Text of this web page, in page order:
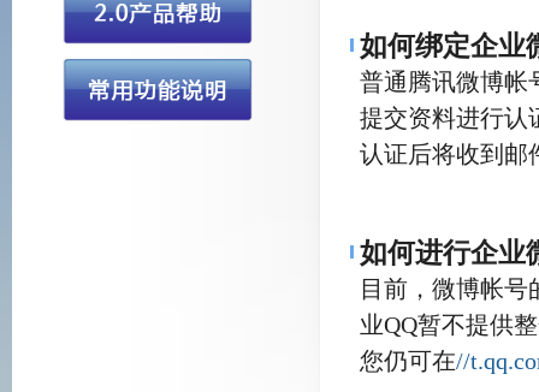
如何绑定企业
普通腾讯微博帐
提交资料进行认
认证后将收到邮
如何进行企业
目前，微博帐
业QQ暂不提供
您仍可在//